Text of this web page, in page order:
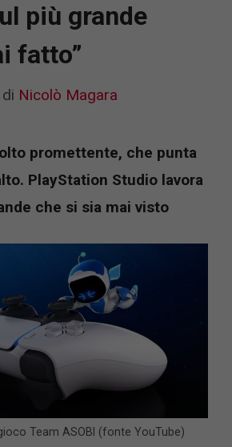
più grande
fatto”
di Nicolò Magara
promettente, che punta
PlayStation Studio lavora
che si sia mai visto
Team ASOBI (fonte YouTube)